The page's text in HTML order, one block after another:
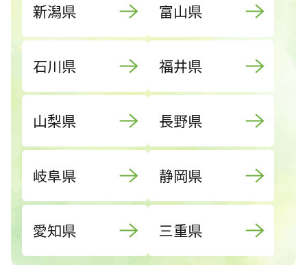
新潟県 富山県
石川県 福井県
山梨県 長野県
岐阜県 静岡県
愛知県 三重県